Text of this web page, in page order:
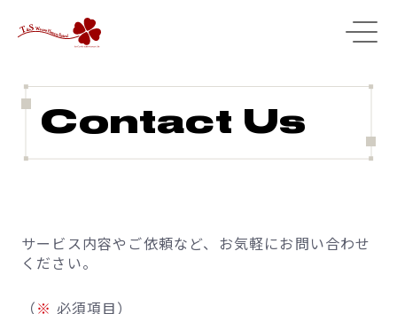
Contact Us
サービス内容やご依頼など、お気軽にお問い合わせ
ください。
（※ 必須項目）